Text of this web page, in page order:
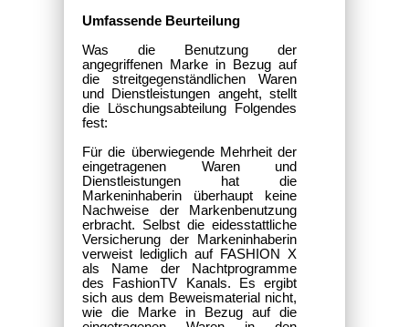
Umfassende Beurteilung
Was die Benutzung der
angegriffenen Marke in Bezug auf
die streitgegenständlichen Waren
und Dienstleistungen angeht, stellt
die Löschungsabteilung Folgendes
fest:
Für die überwiegende Mehrheit der
eingetragenen Waren und
Dienstleistungen hat die
Markeninhaberin überhaupt keine
Nachweise der Markenbenutzung
erbracht. Selbst die eidesstattliche
Versicherung der Markeninhaberin
verweist lediglich auf FASHION X
als Name der Nachtprogramme
des FashionTV Kanals. Es ergibt
sich aus dem Beweismaterial nicht,
wie die Marke in Bezug auf die